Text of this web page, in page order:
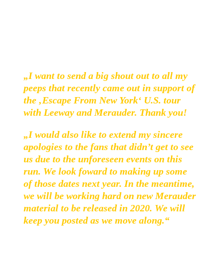
„I want to send a big shout out to all my
peeps that recently came out in support of
the ‚Escape From New York‘ U.S. tour
with Leeway and Merauder. Thank you!
„I would also like to extend my sincere
apologies to the fans that didn’t get to see
us due to the unforeseen events on this
run. We look foward to making up some
of those dates next year. In the meantime,
we will be working hard on new Merauder
material to be released in 2020. We will
keep you posted as we move along.“